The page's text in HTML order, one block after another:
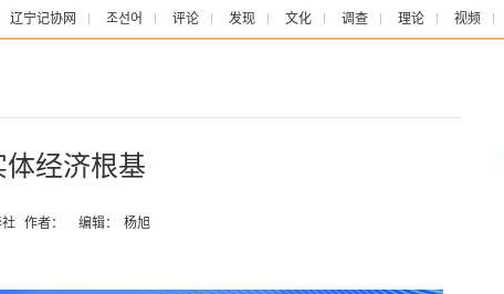
辽宁记协网 조선어 评论 发现 文化 调查 理论 视频
经济根基
作者： 编辑： 杨旭